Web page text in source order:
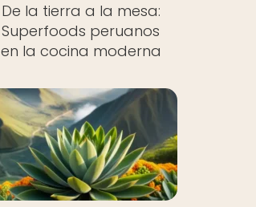
De la tierra a la mesa:
Superfoods peruanos
en la cocina moderna